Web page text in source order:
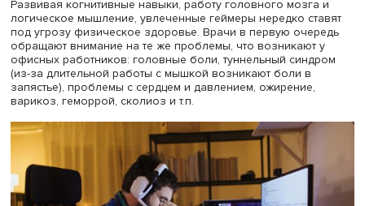
области мозга, отмечает Бадер Чаарани. «Игры с
темпом, такие как шутеры (“стрелялки”) и гонки,
внимание и реакцию, в то время как игры с медленным
темпом, включающие стратегию и головоломки,
положительно влияют на память и умение решать
нетривиальные задачи», — отмечает он. Эту точку
разделяет кандидат психологических наук, ведущий
сотрудник кафедры общей психологии факультета
МГУ Александр Войскунский. «Игры способствуют
умения принимать быстрые решения, замечать
обстановки, извлекать элементы информации из
подчеркивает специалист.